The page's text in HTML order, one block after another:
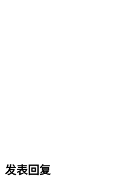
发表回复